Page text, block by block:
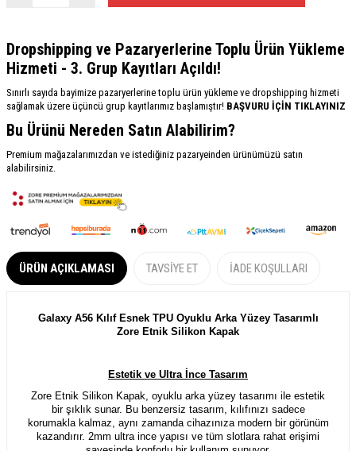
Dropshipping ve Pazaryerlerine Toplu Ürün Yükleme
Hizmeti - 3. Grup Kayıtları Açıldı!
Sınırlı sayıda bayimize pazaryerlerine toplu ürün yükleme ve dropshipping hizmeti
sağlamak üzere üçüncü grup kayıtlarımız başlamıştır! BAŞVURU İÇİN TIKLAYINIZ
Bu Ürünü Nereden Satın Alabilirim?
Premium mağazalarımızdan ve istediğiniz pazaryeinden ürünümüzü satın
alabilirsiniz.
ÜRÜN AÇIKLAMASI TAVSIYE ET İADE KOŞULLARI
Galaxy A56 Kılıf Esnek TPU Oyuklu Arka Yüzey Tasarımlı
Zore Etnik Silikon Kapak
Estetik ve Ultra İnce Tasarım
Zore Etnik Silikon Kapak, oyuklu arka yüzey tasarımı ile estetik
bir şıklık sunar. Bu benzersiz tasarım, kılıfınızı sadece
korumakla kalmaz, aynı zamanda cihazınıza modern bir görünüm
kazandırır. 2mm ultra ince yapısı ve tüm slotlara rahat erişimi